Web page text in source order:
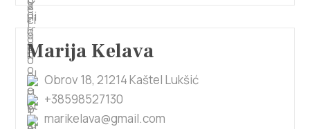
Marija Kelava
Obrov 18, 21214 Kaštel Lukšić
+38598527130
marikelava@gmail.com